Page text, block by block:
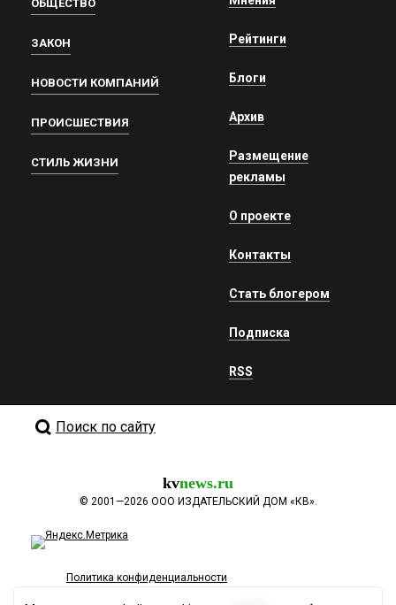
ОБЩЕСТВО
ЗАКОН
НОВОСТИ КОМПАНИЙ
ПРОИСШЕСТВИЯ
СТИЛЬ ЖИЗНИ
Рейтинги
Блоги
Архив
Размещение
рекламы
О проекте
Контакты
Стать блогером
Подписка
RSS
Поиск по сайту
kvnews.ru
© 2001—2026 ООО ИЗДАТЕЛЬСКИЙ ДОМ «КВ».
Политика конфиденциальности